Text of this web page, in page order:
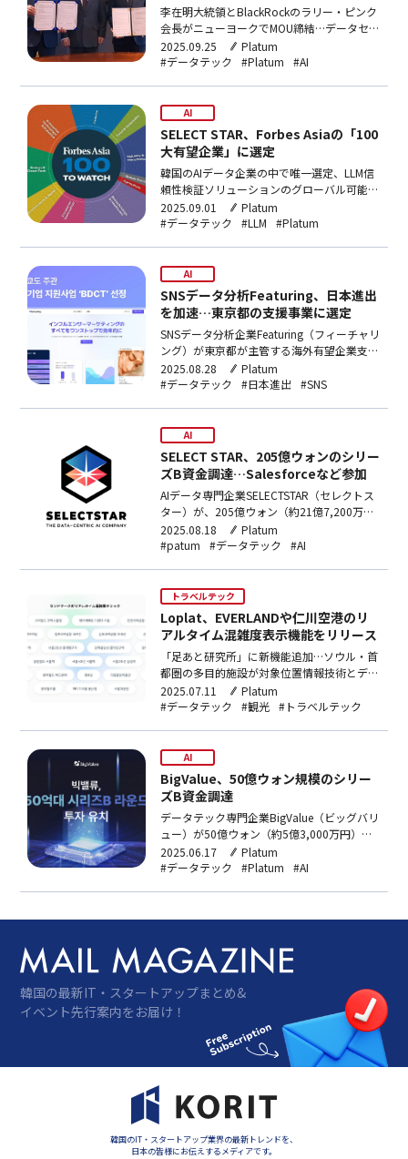
李在明大統領とBlackRockのラリー・ピンク
会長がニューヨークでMOU締結…データセン
ター・再生エネルギー統合モデル推進世界最
大の資産運用会社BlackRock（ブラックロッ
出す。李在明（イ・ジェミョン）大統領…
2025.09.25
Platum
#データテック
#Platum #AI
AI
SELECT STAR、Forbes Asiaの「100
大有望企業」に選定
韓国のAIデータ企業の中で唯一選定、LLM信
頼性検証ソリューションのグローバル可能性
を認定AIデータ専門のスタートアップ
SELECTSTAR（セレクトスター）がグローバ
(ForbesAsia100ToWatch2025…
2025.09.01
Platum
#データテック
#LLM #Platum
AI
SNSデータ分析Featuring、日本進出
を加速…東京都の支援事業に選定
SNSデータ分析企業Featuring（フィーチャリ
ング）が東京都が主管する海外有望企業支援
事業
「BDCT(BusinessDevelopmentCenterTokyo)」
立ガイダンス、法律・税務・労務など専門…
2025.08.28
Platum
#データテック
#日本進出 #SNS
AI
SELECT STAR、205億ウォンのシリー
ズB資金調達…Salesforceなど参加
AIデータ専門企業SELECTSTAR（セレクトス
ター）が、205億ウォン（約21億7,200万
円）規模のシリーズB資金調達をした。これ
により会社の累積資金調達額は379億ウォン
ベストメント）、KB…
2025.08.18
Platum
#patum
#データテック #AI
トラベルテック
Loplat、EVERLANDや仁川空港のリ
アルタイム混雑度表示機能をリリース
「足あと研究所」に新機能追加…ソウル・首
都圏の多目的施設が対象位置情報技術とデー
タの専門企業Loplat（ロプラット）が、自社
のオフラインデータ分析プラットフォーム
した。「足あと研究所」は、Loplatが保有す
る位置…
2025.07.11
Platum
#データテック
#観光 #トラベルテック
AI
BigValue、50億ウォン規模のシリー
ズB資金調達
データテック専門企業BigValue（ビッグバリ
ュー）が50億ウォン（約5億3,000万円）の
シリーズB資金調達をした。BigValueの累積
投資額は120億ウォン（約12億7,200万円）
2025.06.17
Platum
#データテック
#Platum #AI
韓国の最新IT・スタートアップまとめ&
イベント先行案内をお届け！
韓国のIT・スタートアップ業界の最新トレンドを、
日本の皆様にお伝えするメディアです。